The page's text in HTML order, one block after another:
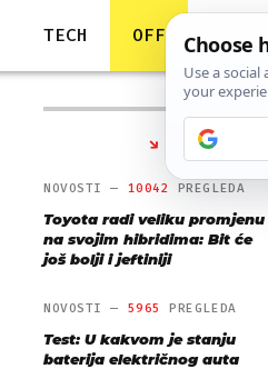
TECH OFF
NAJČITANIJE
NOVOSTI — 10042 PREGLEDA
Toyota radi veliku promjenu
na svojim hibridima: Bit će
još bolji i jeftiniji
NOVOSTI — 5965 PREGLEDA
Test: U kakvom je stanju
baterija električnog auta